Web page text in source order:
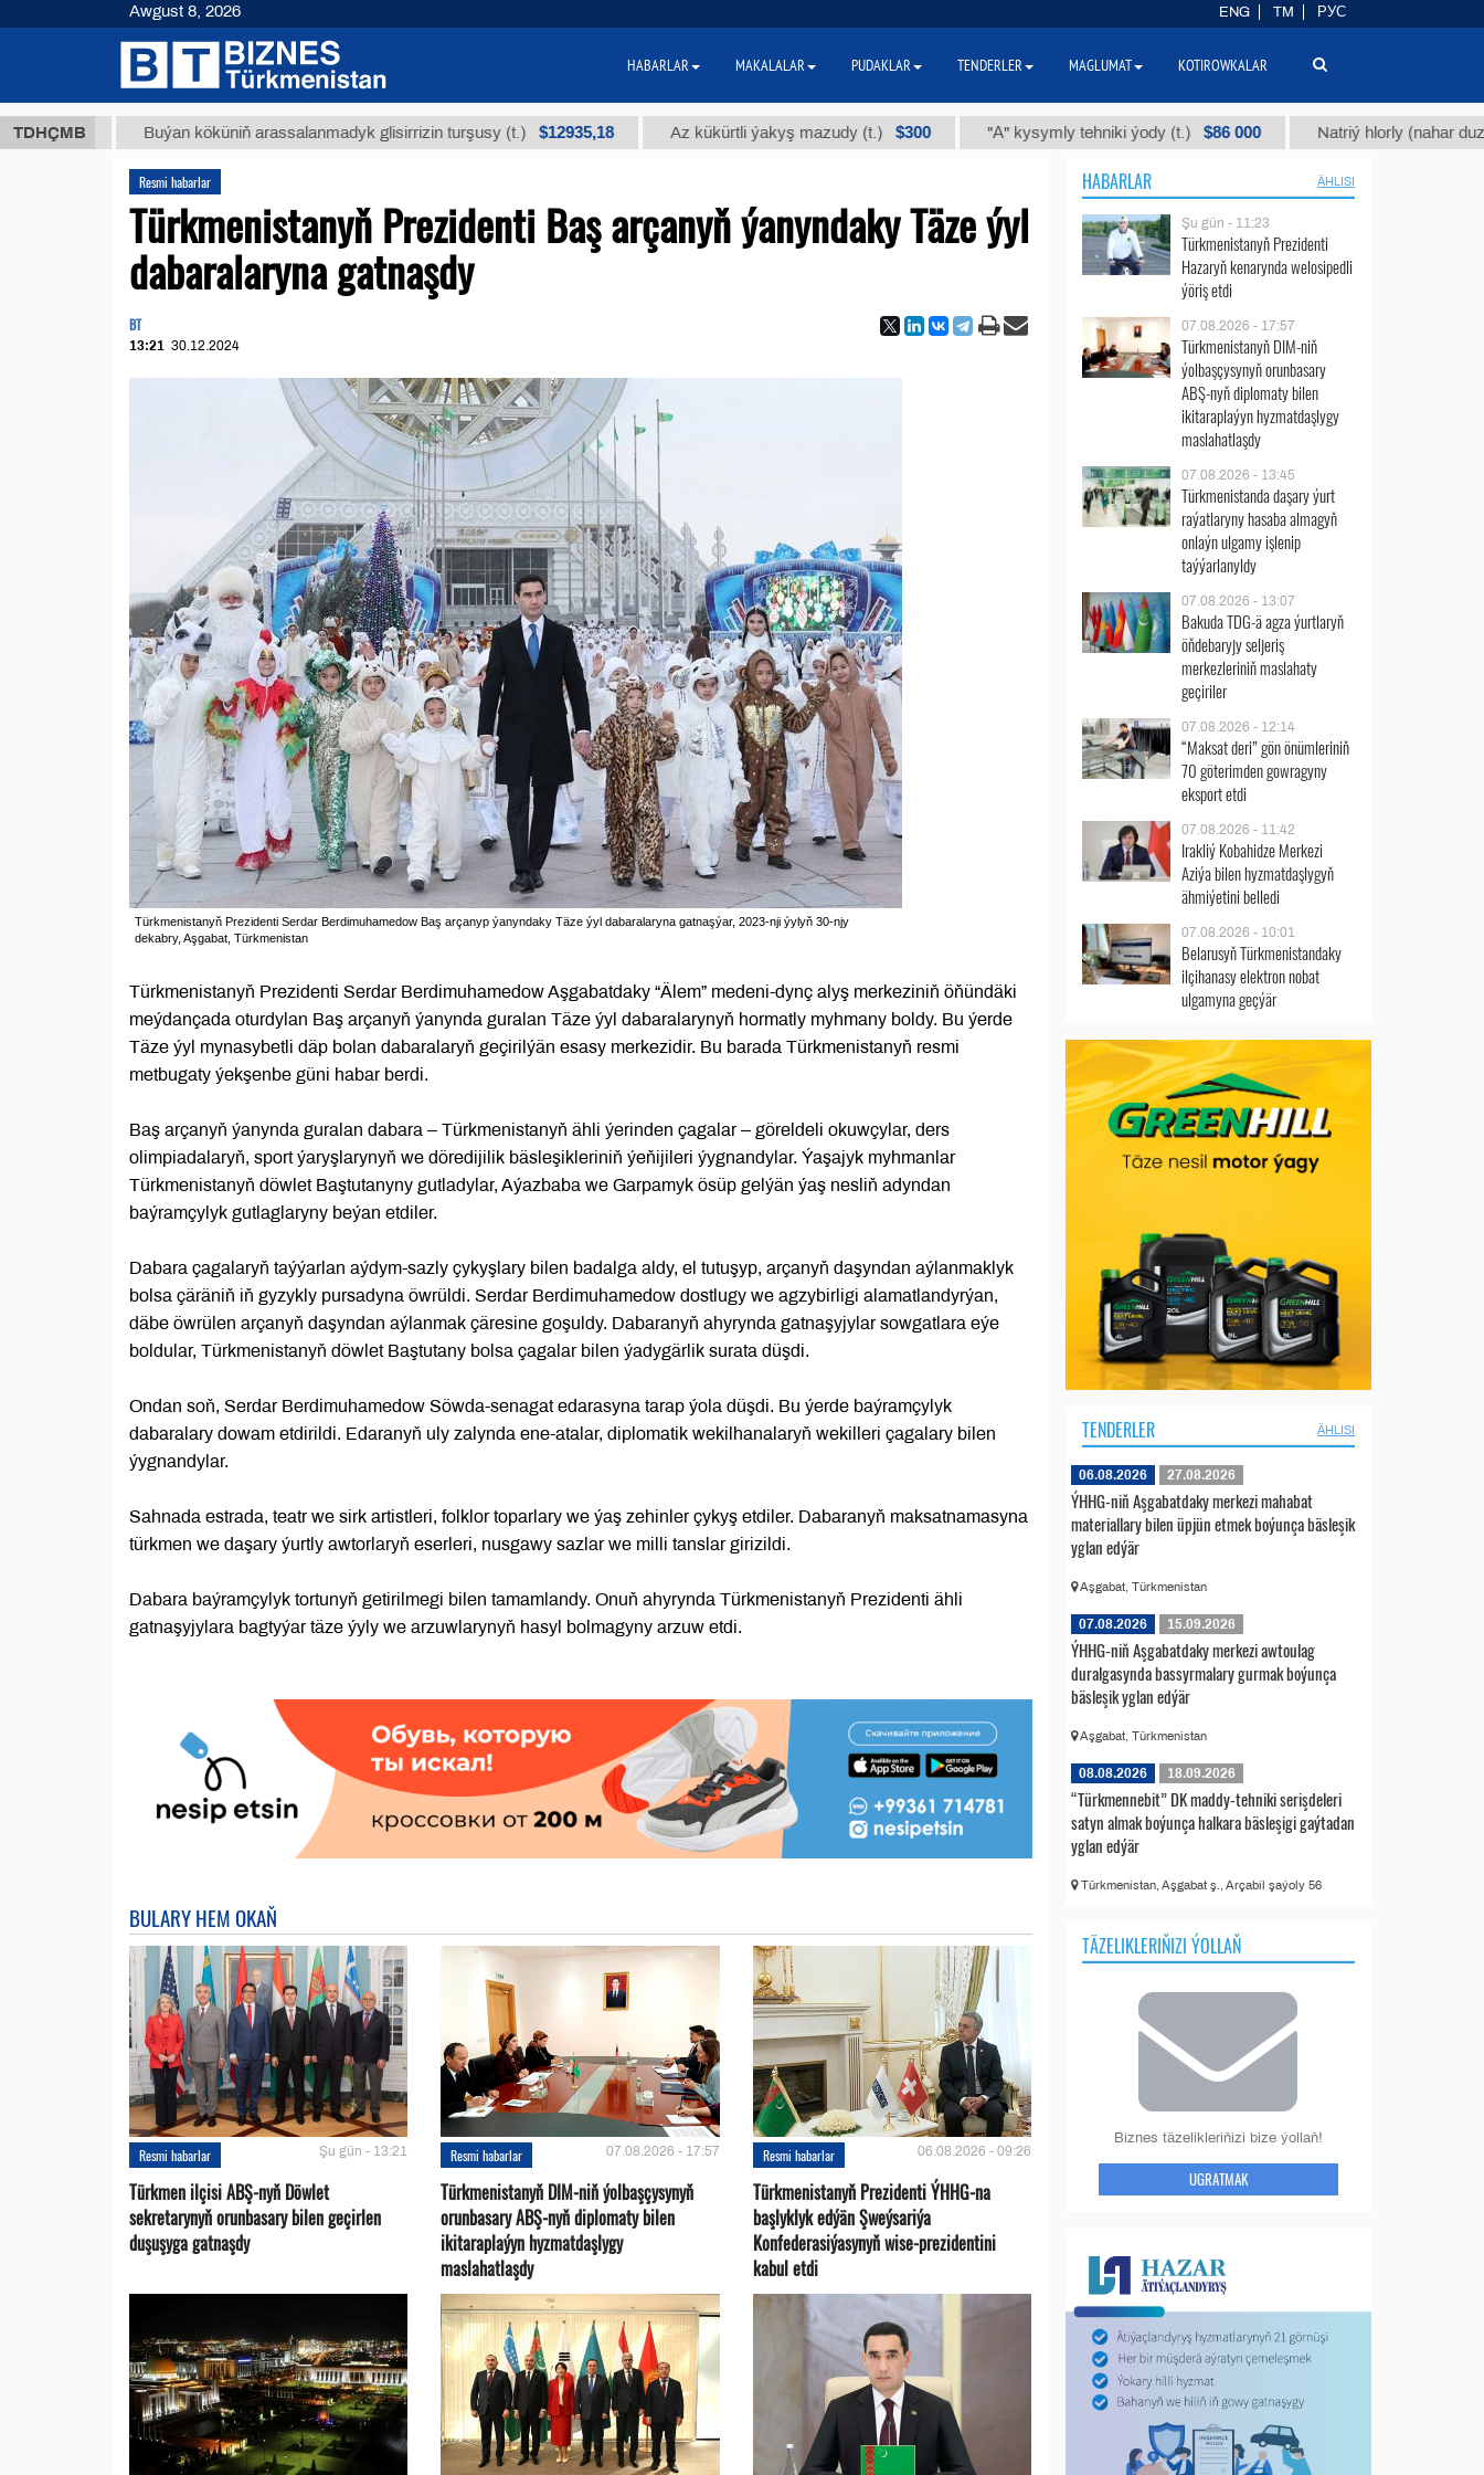
TDHÇMB
ТМТ Buýan köküniň arassalanmadyk glisirrizin turşusy (t.) $12935,18 Az kükürtli ýakyş mazudy (t.) $300 "А" kysymly tehniki ýody (t.) $86 000 Natriý hlorly (nahar duzy) (t.)
Resmi habarlar
Türkmenistanyň Prezidenti Baş arçanyň ýanyndaky Täze ýyl
dabaralaryna gatnaşdy
BT
13:21 30.12.2024
Türkmenistanyň Prezidenti Serdar Berdimuhamedow Baş arçanyp ýanyndaky Täze ýyl dabaralaryna gatnaşýar, 2023-nji ýylyň 30-njy
dekabry, Aşgabat, Türkmenistan
Türkmenistanyň Prezidenti Serdar Berdimuhamedow Aşgabatdaky “Älem” medeni-dynç alyş merkeziniň öňündäki
meýdançada oturdylan Baş arçanyň ýanynda guralan Täze ýyl dabaralarynyň hormatly myhmany boldy. Bu ýerde
Täze ýyl mynasybetli däp bolan dabaralaryň geçirilýän esasy merkezidir. Bu barada Türkmenistanyň resmi
metbugaty ýekşenbe güni habar berdi.
Baş arçanyň ýanynda guralan dabara – Türkmenistanyň ähli ýerinden çagalar – göreldeli okuwçylar, ders
olimpiadalaryň, sport ýaryşlarynyň we döredijilik bäsleşikleriniň ýeňijileri ýygnandylar. Ýaşajyk myhmanlar
Türkmenistanyň döwlet Baştutanyny gutladylar, Aýazbaba we Garpamyk ösüp gelýän ýaş nesliň adyndan
baýramçylyk gutlaglaryny beýan etdiler.
Dabara çagalaryň taýýarlan aýdym-sazly çykyşlary bilen badalga aldy, el tutuşyp, arçanyň daşyndan aýlanmaklyk
bolsa çäräniň iň gyzykly pursadyna öwrüldi. Serdar Berdimuhamedow dostlugy we agzybirligi alamatlandyrýan,
däbe öwrülen arçanyň daşyndan aýlanmak çäresine goşuldy. Dabaranyň ahyrynda gatnaşyjylar sowgatlara eýe
boldular, Türkmenistanyň döwlet Baştutany bolsa çagalar bilen ýadygärlik surata düşdi.
Ondan soň, Serdar Berdimuhamedow Söwda-senagat edarasyna tarap ýola düşdi. Bu ýerde baýramçylyk
dabaralary dowam etdirildi. Edaranyň uly zalynda ene-atalar, diplomatik wekilhanalaryň wekilleri çagalary bilen
ýygnandylar.
Sahnada estrada, teatr we sirk artistleri, folklor toparlary we ýaş zehinler çykyş etdiler. Dabaranyň maksatnamasyna
türkmen we daşary ýurtly awtorlaryň eserleri, nusgawy sazlar we milli tanslar girizildi.
Dabara baýramçylyk tortunyň getirilmegi bilen tamamlandy. Onuň ahyrynda Türkmenistanyň Prezidenti ähli
gatnaşyjylara bagtyýar täze ýyly we arzuwlarynyň hasyl bolmagyny arzuw etdi.
BULARY HEM OKAŇ
Resmi habarlar Şu gün - 13:21
Türkmen ilçisi ABŞ-nyň Döwlet
sekretarynyň orunbasary bilen geçirlen
duşuşyga gatnaşdy
Resmi habarlar 07.08.2026 - 17:57
Türkmenistanyň DIM-niň ýolbaşçysynyň
orunbasary ABŞ-nyň diplomaty bilen
ikitaraplaýyn hyzmatdaşlygy
maslahatlaşdy
Resmi habarlar 06.08.2026 - 09:26
Türkmenistanyň Prezidenti ÝHHG-na
başlyklyk edýän Şweýsariýa
Konfederasiýasynyň wise-prezidentini
kabul etdi
HABARLAR ÄHLISI
Şu gün - 11:23
Türkmenistanyň Prezidenti
Hazaryň kenarynda welosipedli
ýöriş etdi
07.08.2026 - 17:57
Türkmenistanyň DIM-niň
ýolbaşçysynyň orunbasary
ABŞ-nyň diplomaty bilen
ikitaraplaýyn hyzmatdaşlygy
maslahatlaşdy
07.08.2026 - 13:45
Türkmenistanda daşary ýurt
raýatlaryny hasaba almagyň
onlaýn ulgamy işlenip
taýýarlanyldy
07.08.2026 - 13:07
Bakuda TDG-ä agza ýurtlaryň
öňdebaryjy seljeriş
merkezleriniň maslahaty
geçiriler
07.08.2026 - 12:14
“Maksat deri” gön önümleriniň
70 göterimden gowragyny
eksport etdi
07.08.2026 - 11:42
Irakliý Kobahidze Merkezi
Aziýa bilen hyzmatdaşlygyň
ähmiýetini belledi
07.08.2026 - 10:01
Belarusyň Türkmenistandaky
ilçihanasy elektron nobat
ulgamyna geçýär
TENDERLER ÄHLISI
06.08.2026 27.08.2026
ÝHHG-niň Aşgabatdaky merkezi mahabat
materiallary bilen üpjün etmek boýunça bäsleşik
yglan edýär
Aşgabat, Türkmenistan
07.08.2026 15.09.2026
ÝHHG-niň Aşgabatdaky merkezi awtoulag
duralgasynda bassyrmalary gurmak boýunça
bäsleşik yglan edýär
Aşgabat, Türkmenistan
08.08.2026 18.09.2026
“Türkmennebit” DK maddy-tehniki serişdeleri
satyn almak boýunça halkara bäsleşigi gaýtadan
yglan edýär
Türkmenistan, Aşgabat ş., Arçabil şaýoly 56
TÄZELIKLERIŇIZI ÝOLLAŇ
Biznes täzelikleriňizi bize ýollaň!
UGRATMAK
Awgust 8, 2026 ENG TM РУС
HABARLAR MAKALALAR PUDAKLAR TENDERLER MAGLUMAT KOTIROWKALAR